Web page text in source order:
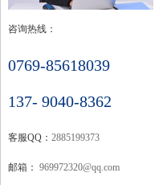
咨询热线：
0769-85618039
137- 9040-8362
客服QQ： 2885199373
邮箱： 969972320@qq.com